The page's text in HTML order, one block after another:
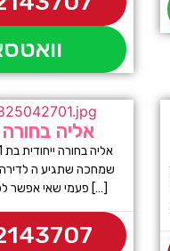
אליה בחורה
שמחכה שתגיע ה
פעמי שאי אפשר לפספס הזמן עכשיו […]